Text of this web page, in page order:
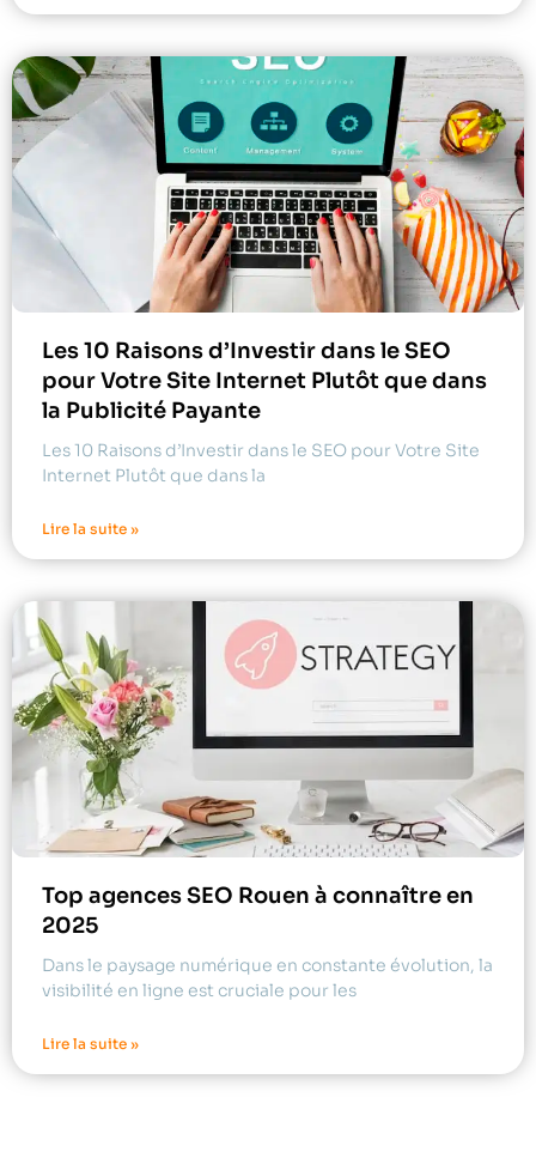
Les 10 Raisons d’Investir dans le SEO
pour Votre Site Internet Plutôt que dans
la Publicité Payante
Les 10 Raisons d’Investir dans le SEO pour Votre Site
Internet Plutôt que dans la
Lire la suite »
Top agences SEO Rouen à connaître en
2025
Dans le paysage numérique en constante évolution, la
visibilité en ligne est cruciale pour les
Lire la suite »